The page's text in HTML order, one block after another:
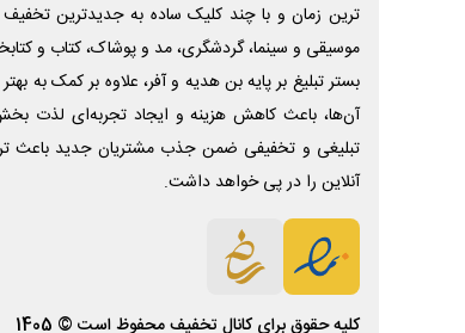
ترین زمان و با چند کلیک ساده به جدیدترین تخفیف
موسیقی و سینما، گردشگری، مد و پوشاک، کتاب و
بستر تبلیغ بر پایه بن هدیه و آفر، علاوه بر کمک به
آن‌ها، باعث کاهش هزینه و ایجاد تجربه‌ای لذت
تبلیغی و تخفیفی ضمن جذب مشتریان جدید باعث
آنلاین را در پی خواهد داشت.
کلیه حقوق برای کانال تخفیفمحفوظ است © 1405